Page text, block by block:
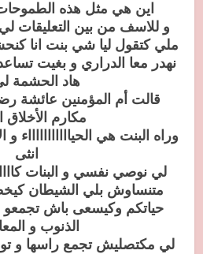
اين هي مثل هذه
و للاسف من بين التعليقات
ملي كتقول ليا شي بنت انا
نهدر معا الدراري و بغيت
هاد الحشمة
قالت أم المؤمنين عائشة
مكارم الأخلاق
وراه البنت هي الحياااااااااااء
انثى
لي نوصي نفسي و البنات
متنساوش بلي الشيطان
حياتكم وكيسعى باش
الذنوب و
لي مكتصليش تجمع راسها و